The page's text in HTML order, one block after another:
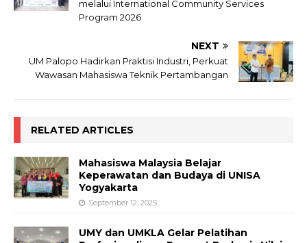
melalui International Community Services
Program 2026
NEXT
UM Palopo Hadirkan Praktisi Industri, Perkuat
Wawasan Mahasiswa Teknik Pertambangan
RELATED ARTICLES
Mahasiswa Malaysia Belajar
Keperawatan dan Budaya di UNISA
Yogyakarta
September 12, 2025
UMY dan UMKLA Gelar Pelatihan